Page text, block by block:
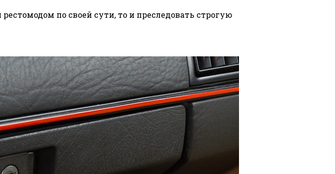
по своей сути, то и преследовать строгую